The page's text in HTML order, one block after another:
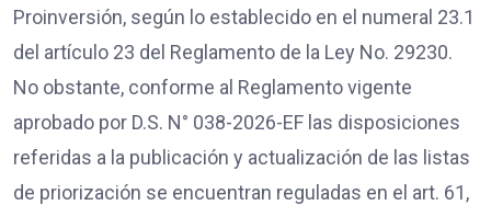
Proinversión, según lo establecido en el numeral 23.1
del artículo 23 del Reglamento de la Ley No. 29230.
No obstante, conforme al Reglamento vigente
aprobado por D.S. N° 038-2026-EF las disposiciones
referidas a la publicación y actualización de las listas
de priorización se encuentran reguladas en el art. 61,